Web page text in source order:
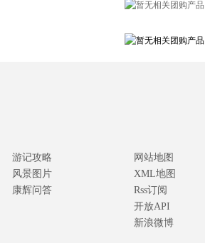
游记攻略
风景图片
康辉问答
网站地图
XML地图
Rss订阅
开放API
新浪微博